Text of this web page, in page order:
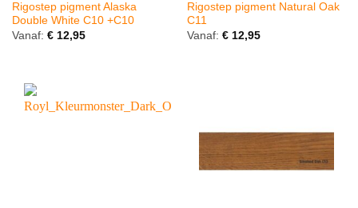
Rigostep pigment Alaska
Double White C10 +C10
Vanaf: €12,95
Rigostep pigment Natural Oak
C11
Vanaf: €12,95